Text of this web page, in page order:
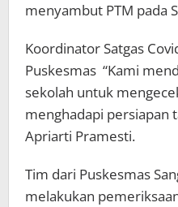
menyambut PTM pada
Koordinator Satgas
Puskesmas “Kami
sekolah untuk
menghadapi persiapan
Apriarti Pramesti.
Tim dari Puskesmas
melakukan